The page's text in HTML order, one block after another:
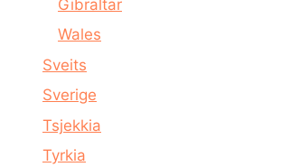
Gibraltar
Wales
Sveits
Sverige
Tsjekkia
Tyrkia